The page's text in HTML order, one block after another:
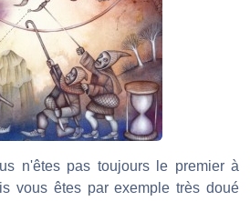
n'êtes pas toujours le premier à
vous êtes par exemple très doué